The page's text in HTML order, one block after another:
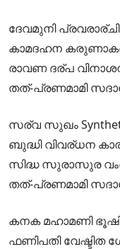
ദേവമുനി
കാമദഹന കരുണാകര
രാവണ ദര്പ
തത്-പ്രണമാമി
സര്വ സുഖം
ബുദ്ധി വിവര്ധന
സിദ്ധ സുരാസുര
തത്-പ്രണമാമി
കനക മഹാമണി
ഫണിപതി വേഷ്ടിത